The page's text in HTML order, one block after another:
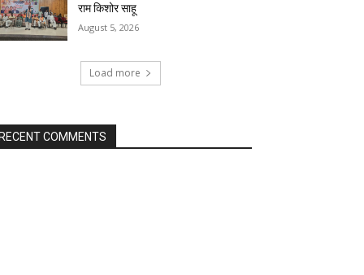
राम किशोर साहू
August 5, 2026
Load more
COMMENTS